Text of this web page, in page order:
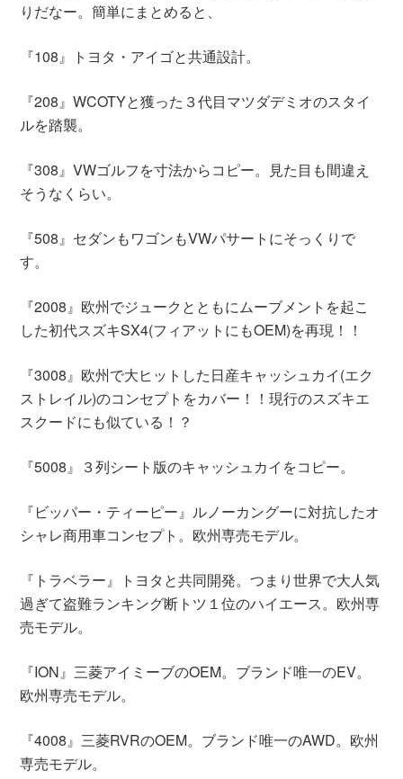
りだなー。簡単にまとめると、
『108』トヨタ・アイゴと共通設計。
『208』WCOTYと獲った３代目マツダデミオのスタイ
ルを踏襲。
『308』VWゴルフを寸法からコピー。見た目も間違え
そうなくらい。
『508』セダンもワゴンもVWパサートにそっくりで
す。
『2008』欧州でジュークとともにムーブメントを起こ
した初代スズキSX4(フィアットにもOEM)を再現！！
『3008』欧州で大ヒットした日産キャッシュカイ(エク
ストレイル)のコンセプトをカバー！！現行のスズキエ
スクードにも似ている！？
『5008』３列シート版のキャッシュカイをコピー。
『ビッパー・ティーピー』ルノーカングーに対抗したオ
シャレ商用車コンセプト。欧州専売モデル。
『トラベラー』トヨタと共同開発。つまり世界で大人気
過ぎて盗難ランキング断トツ１位のハイエース。欧州専
売モデル。
『ION』三菱アイミーブのOEM。ブランド唯一のEV。
欧州専売モデル。
『4008』三菱RVRのOEM。ブランド唯一のAWD。欧州
専売モデル。